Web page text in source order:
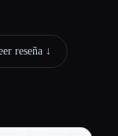
reseña ↓︎